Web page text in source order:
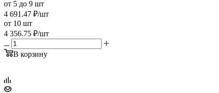
от 5 до 9 шт
4 691.47 ₽/шт
от 10 шт
4 356.75 ₽/шт
В корзину